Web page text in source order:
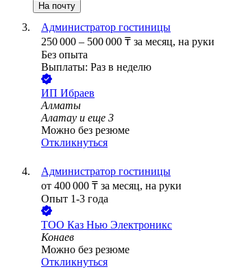
На почту
Администратор гостиницы
250 000 – 500 000 ₸ за месяц, на руки
Без опыта
Выплаты: Раз в неделю
ИП Ибраев
Алматы
Алатау и еще 3
Можно без резюме
Откликнуться
Администратор гостиницы
от 400 000 ₸ за месяц, на руки
Опыт 1-3 года
ТОО Каз Нью Электроникс
Конаев
Можно без резюме
Откликнуться